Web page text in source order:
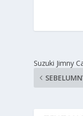
Suzuki Jimny